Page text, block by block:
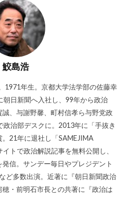
鮫島浩
1971年生。京都大学法学部の佐藤幸
日新聞へ入社し、99年から政治
、与謝野馨、町村信孝ら与野党政
治部デスクに。2013年に「手抜き
21年に退社し「SAMEJIMA
トで政治解説記事を無料公開し、
信。サンデー毎日やプレジデント
ど多数出演。近著に『朝日新聞政治
・前明石市長との共著に『政治は